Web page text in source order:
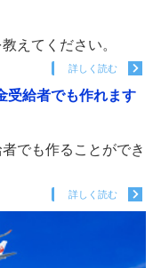
えてください。
詳しく読む
受給者でも作れます
でも作ることができ
詳しく読む